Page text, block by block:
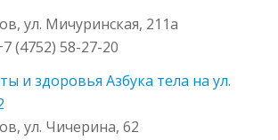
ул. Мичуринская, 211а
(4752) 58-27-20
и здоровья Азбука тела на ул.
ул. Чичерина, 62